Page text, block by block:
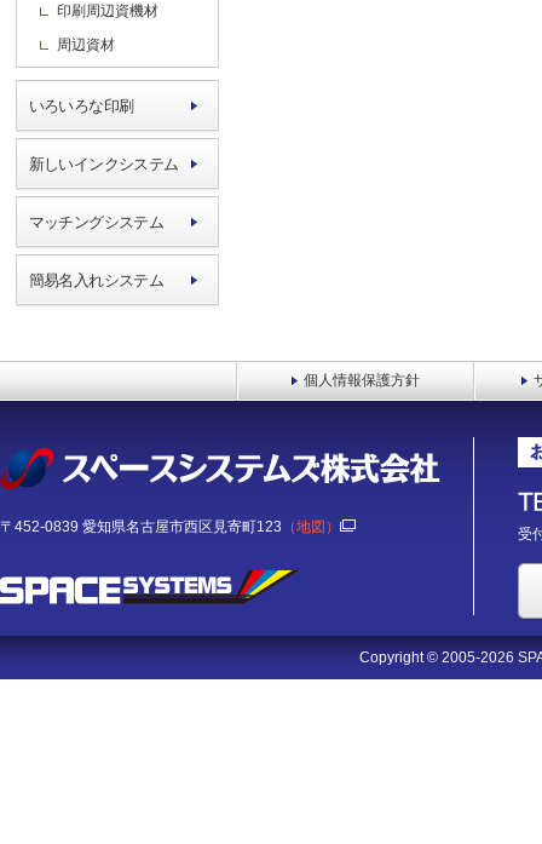
印刷周辺資機材
周辺資材
いろいろな印刷
新しいインクシステム
マッチングシステム
簡易名入れシステム
個人情報保護方針
〒452-0839 愛知県名古屋市西区見寄町123 （地図） 受
Copyright © 2005-2026